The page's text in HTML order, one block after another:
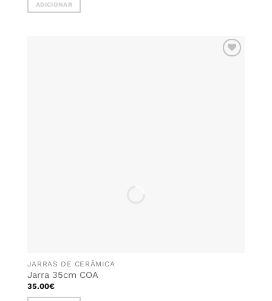
ADICIONAR
JARRAS DE CERÂMICA
Jarra 35cm COA
35.00€